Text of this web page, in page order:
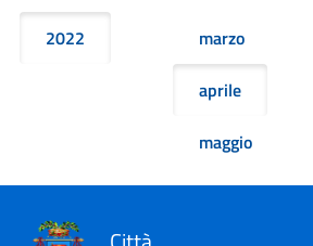
2022
marzo
aprile
maggio